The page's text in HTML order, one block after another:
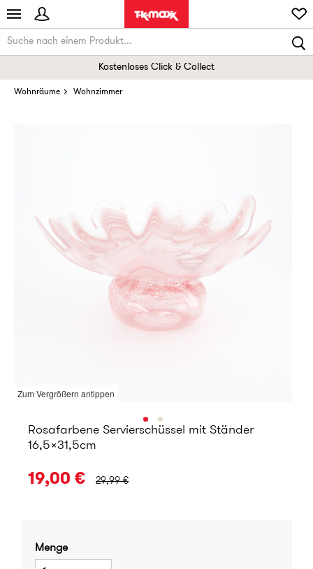
Kostenloses Click & Collect
Wohnräume Wohnzimmer
Zum Vergrößern antippen
Rosafarbene Servierschüssel mit Ständer
16,5x31,5cm
19,00 € URSPRÜNGLICHER PREIS:
29,99 €
Menge